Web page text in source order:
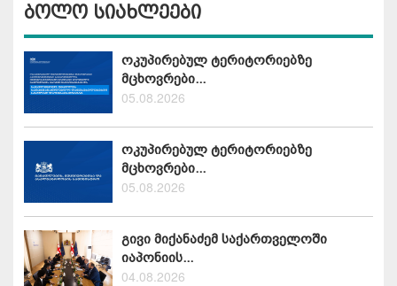
ბოლო სიახლეები
ოკუპირებულ ტერიტორიებზე
მცხოვრები...
05.08.2026
ოკუპირებულ ტერიტორიებზე
მცხოვრები...
05.08.2026
გივი მიქანაძემ საქართველოში
იაპონიის...
04.08.2026